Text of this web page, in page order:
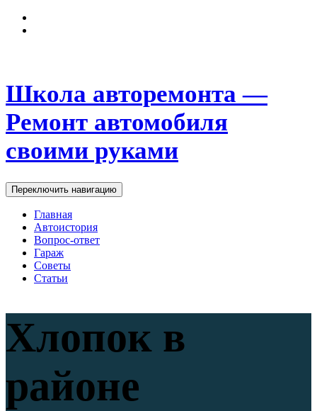
Школа авторемонта —
Ремонт автомобиля
своими руками
Переключить навигацию
Главная
Автоистория
Вопрос-ответ
Гараж
Советы
Статьи
Хлопок в
районе